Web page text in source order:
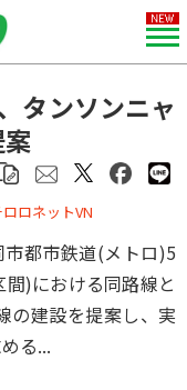
タンソンニャ
ロネットVN
都市鉄道(メトロ)5
)における同路線と
の建設を提案し、実
る...